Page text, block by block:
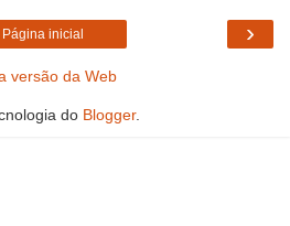
›
Página inicial
versão da Web
do Blogger.